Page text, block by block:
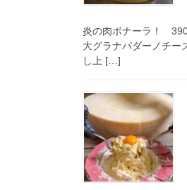
炎の肉ボナーラ！
大グラナパダーノチー
し上 […]